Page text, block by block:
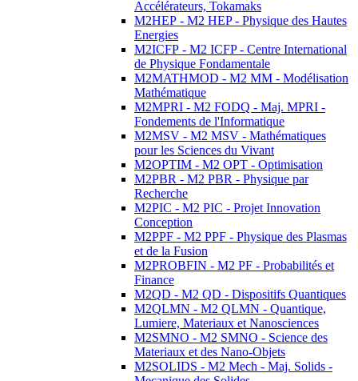
Accélérateurs, Tokamaks
M2HEP - M2 HEP - Physique des Hautes
Energies
M2ICFP - M2 ICFP - Centre International
de Physique Fondamentale
M2MATHMOD - M2 MM - Modélisation
Mathématique
M2MPRI - M2 FODQ - Maj. MPRI -
Fondements de l'Informatique
M2MSV - M2 MSV - Mathématiques
pour les Sciences du Vivant
M2OPTIM - M2 OPT - Optimisation
M2PBR - M2 PBR - Physique par
Recherche
M2PIC - M2 PIC - Projet Innovation
Conception
M2PPF - M2 PPF - Physique des Plasmas
et de la Fusion
M2PROBFIN - M2 PF - Probabilités et
Finance
M2QD - M2 QD - Dispositifs Quantiques
M2QLMN - M2 QLMN - Quantique,
Lumiere, Materiaux et Nanosciences
M2SMNO - M2 SMNO - Science des
Materiaux et des Nano-Objets
M2SOLIDS - M2 Mech - Maj. Solids -